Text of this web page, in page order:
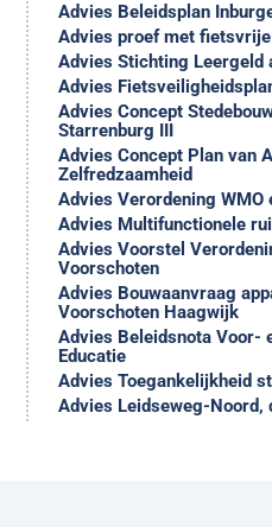
Advies Beleidsplan
Advies proef met
Advies Stichting Leergeld
Advies
Advies Concept
Starrenburg III
Advies Concept Plan van
Zelfredzaamheid
Advies Verordening
Advies Multifunctionele
Advies Voorstel
Voorschoten
Advies Bouwaanvraag
Voorschoten Haagwijk
Advies Beleidsnota Voor-
Educatie
Advies Toegankelijkheid
Advies Leidseweg-Noord,